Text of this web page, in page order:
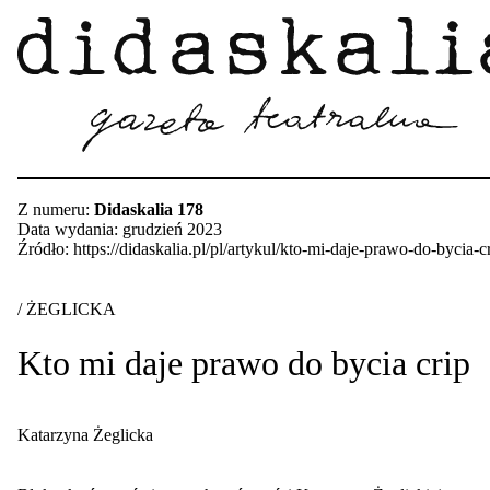
Z numeru: Didaskalia 178
Data wydania: grudzień 2023
Źródło: https://didaskalia.pl/pl/artykul/kto-mi-daje-prawo-do-bycia-
/ ŻEGLICKA
Kto mi daje prawo do bycia crip
Katarzyna Żeglicka